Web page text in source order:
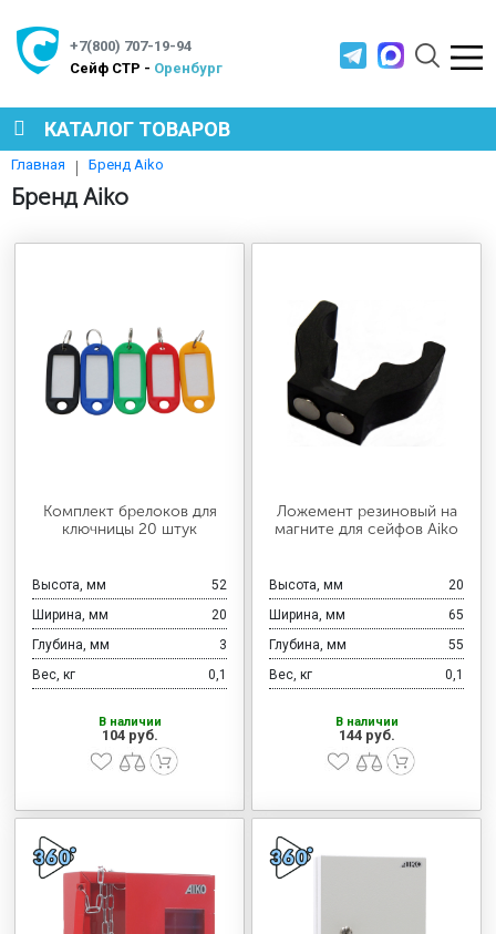
+7(800) 707-19-94
Cейф СТР - Оренбург
КАТАЛОГ ТОВАРОВ
СЕЙФЫ
МЕТАЛЛИЧЕСКИЕ СТЕЛЛАЖИ
ПРОИЗВОДСТВЕННАЯ МЕБЕЛЬ
МЕДИЦИНСКАЯ МЕБЕЛЬ
СИСТЕМЫ ХРАНЕНИЯ
ОФИСНАЯ МЕБЕЛЬ
МЕБЕЛЬ ДЛЯ ДОМА
МЕБЕЛЬ ДЛЯ СТОЛОВЫХ
СТАЛЬНЫЕ ДВЕРИ
Главная Бренд Aiko
Бренд Aiko
Комплект брелоков для
ключницы 20 штук
Высота, мм
52
Ширина, мм
20
Глубина, мм
3
Вес, кг
0,1
В наличии
104 руб.
Ложемент резиновый на
магните для сейфов Aiko
Высота, мм
20
Ширина, мм
65
Глубина, мм
55
Вес, кг
0,1
В наличии
144 руб.